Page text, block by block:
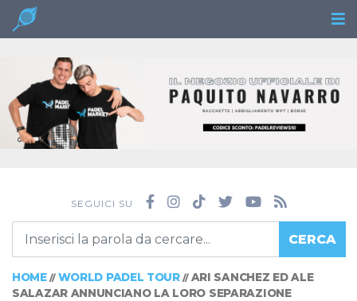
SEGUICI SU
CERCA
HOME// WORLD PADEL TOUR// ARI SANCHEZ ED ALE
SALAZAR ANNUNCIANO LA LORO SEPARAZIONE